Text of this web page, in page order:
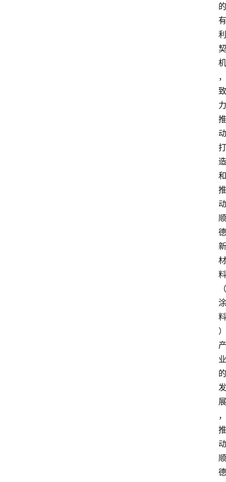
的
有
利
契
机
，
致
力
推
动
打
造
和
推
动
顺
德
新
材
料
（
涂
料
）
产
业
的
发
展
，
推
动
顺
德